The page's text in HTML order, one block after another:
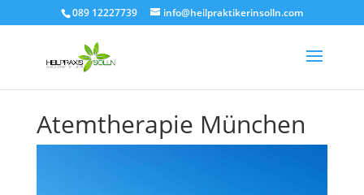
089 12227739 info@heilpraktikerinsolln.com
Atemtherapie München